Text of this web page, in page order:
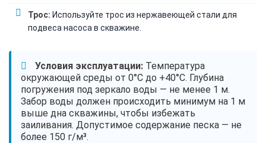
Трос: Используйте трос из нержавеющей стали для
подвеса насоса в скважине.
Условия эксплуатации: Температура
окружающей среды от 0°C до +40°C. Глубина
погружения под зеркало воды — не менее 1 м.
Забор воды должен происходить минимум на 1 м
выше дна скважины, чтобы избежать
заиливания. Допустимое содержание песка — не
более 150 г/м³.